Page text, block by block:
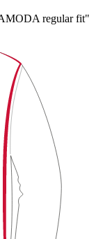
regular fit"